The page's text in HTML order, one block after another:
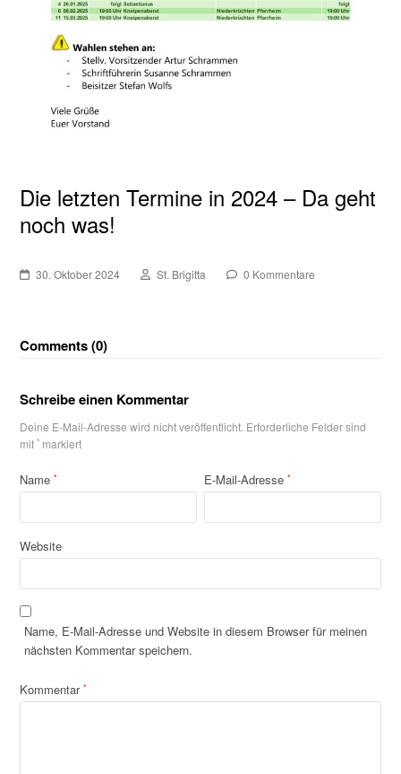
Die letzten Termine in 2024 – Da geht
noch was!
30. Oktober 2024 St. Brigitta 0 Kommentare
Comments (0)
Schreibe einen Kommentar
Deine E-Mail-Adresse wird nicht veröffentlicht. Erforderliche Felder sind
mit* markiert
Name* E-Mail-Adresse*
Website
Name, E-Mail-Adresse und Website in diesem Browser für meinen
nächsten Kommentar speichern.
Kommentar*